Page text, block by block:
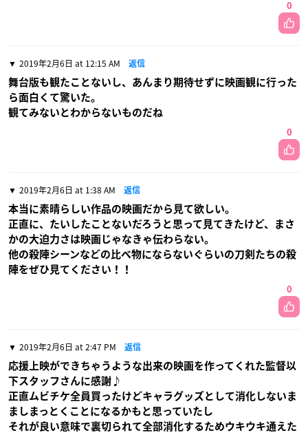
0
2019年2月6日 at 12:15 AM 返信
舞台版も観たことないし、あんまり期待せずに映画観に行った
ら面白くて驚いた。
観てみないとわからないものだね
0
2019年2月6日 at 1:38 AM 返信
本当に素晴らしい作品の映画だから見て欲しい。
正直に、たいしたことないだろうと思って見てきたけど、まさ
かの大迫力さは映画じゃなきゃ伝わらない。
他の殺陣シーンなどの比べ物にならないぐらいの刀剣たちの殺
陣をぜひ見てください！！
0
2019年2月6日 at 2:47 PM 返信
応援上映ができちゃうような出来の映画を作ってくれた監督以
下スタッフさんに感謝♪
正直ムビチケ全員買ったけどキャラグッズとして消化しないま
ましまっとくことになるかもと思っていたし
それが良い意味で裏切られて全部消化するためウキウキ通えた